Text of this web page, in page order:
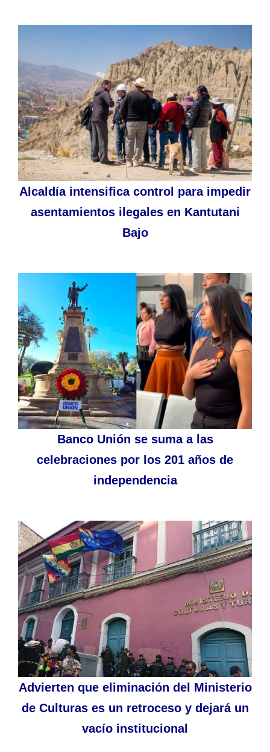
Alcaldía intensifica control para impedir
asentamientos ilegales en Kantutani
Bajo
Banco Unión se suma a las
celebraciones por los 201 años de
independencia
Advierten que eliminación del Ministerio
de Culturas es un retroceso y dejará un
vacío institucional